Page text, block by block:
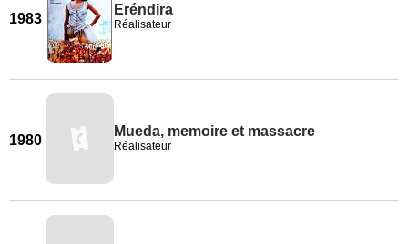
1983
Eréndira
Réalisateur
1980
Mueda, memoire et massacre
Réalisateur